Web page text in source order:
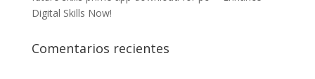
Digital Skills Now!
Comentarios recientes